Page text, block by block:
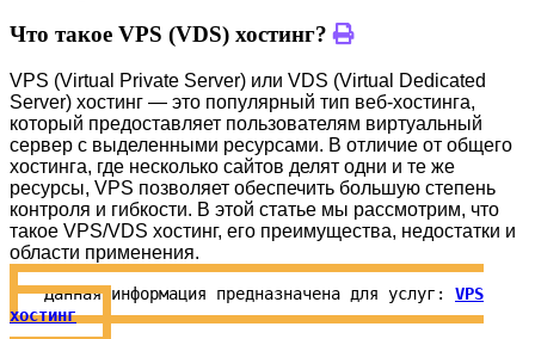
Что такое VPS (VDS) хостинг?
VPS (Virtual Private Server) или VDS (Virtual Dedicated
Server) хостинг — это популярный тип веб-хостинга,
который предоставляет пользователям виртуальный
сервер с выделенными ресурсами. В отличие от общего
хостинга, где несколько сайтов делят одни и те же
ресурсы, VPS позволяет обеспечить большую степень
контроля и гибкости. В этой статье мы рассмотрим, что
такое VPS/VDS хостинг, его преимущества, недостатки и
области применения.
Данная информация предназначена для услуг: VPS
хостинг